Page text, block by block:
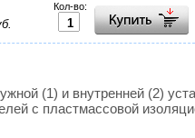
Кол-во:
(1) и внутренней (2)
с пластмассовой